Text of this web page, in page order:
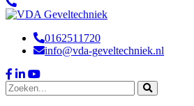
0162511720
info@vda-geveltechniek.nl